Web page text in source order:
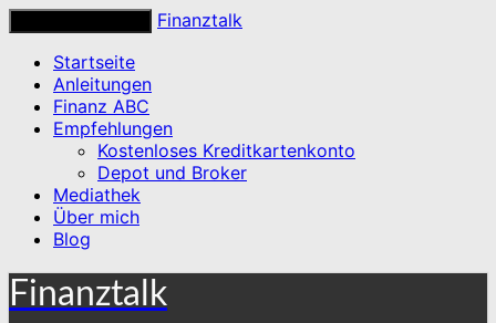
Finanztalk
Startseite
Anleitungen
Finanz ABC
Empfehlungen
Kostenloses Kreditkartenkonto
Depot und Broker
Mediathek
Über mich
Blog
Finanztalk